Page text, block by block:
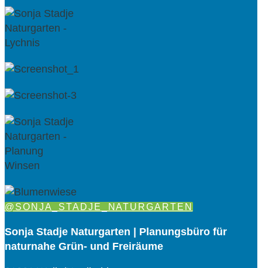
@SONJA_STADJE_NATURGARTEN
Sonja Stadje Naturgarten | Planungsbüro für
naturnahe Grün- und Freiräume